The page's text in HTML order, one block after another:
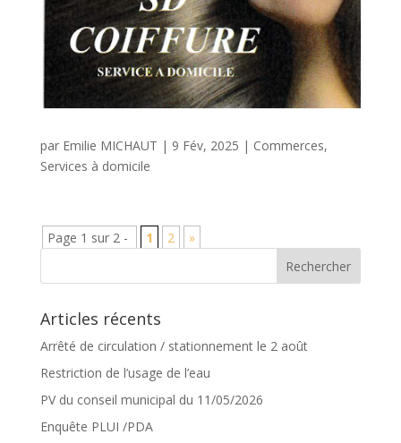
par Emilie MICHAUT | 9 Fév, 2025 | Commerces,
Services à domicile
Page 1 sur 2 - 1 2 »
Articles récents
Arrêté de circulation / stationnement le 2 août
Restriction de l’usage de l’eau
PV du conseil municipal du 11/05/2026
Enquête PLUI /PDA